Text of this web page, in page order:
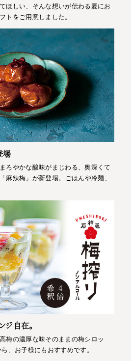
ほしい、そんな想いが伝わる夏にお
トをご用意しました。
場
ろやかな酸味がまじわる、奥深くて
辣梅」が新登場。ごはんや冷麺、
ジ自在。
梅の濃厚な味そのままの梅シロッ
、お子様にもおすすめです。